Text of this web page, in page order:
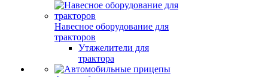
Навесное оборудование для
тракторов
Утяжелители для
трактора